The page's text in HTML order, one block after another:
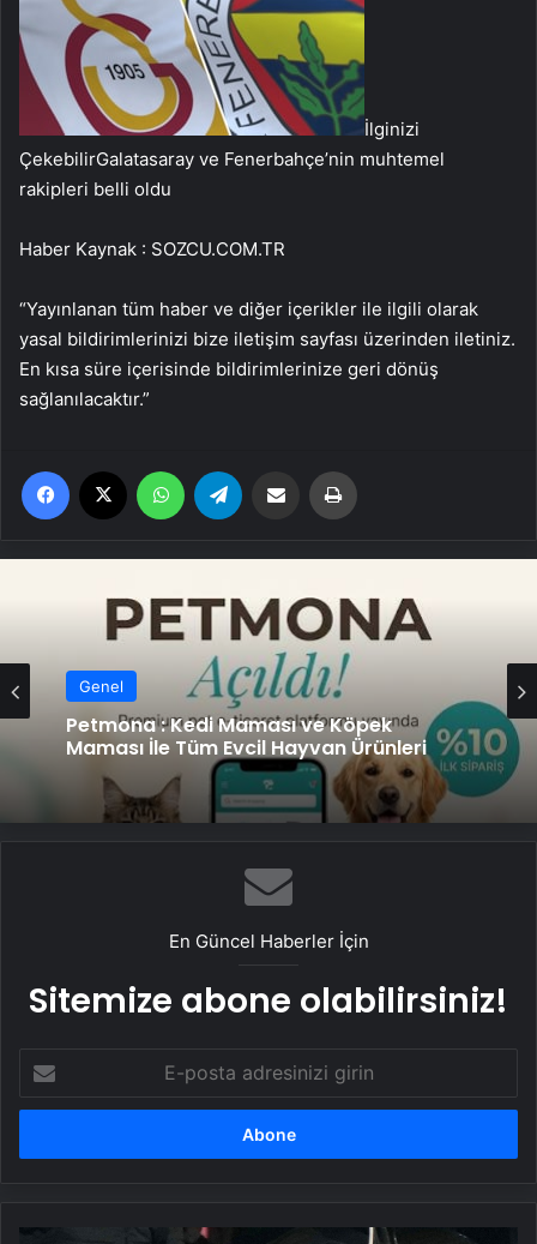
İlginizi
ÇekebilirGalatasaray ve Fenerbahçe’nin muhtemel
rakipleri belli oldu
Haber Kaynak : SOZCU.COM.TR
“Yayınlanan tüm haber ve diğer içerikler ile ilgili olarak
yasal bildirimlerinizi bize iletişim sayfası üzerinden iletiniz.
En kısa süre içerisinde bildirimlerinize geri dönüş
sağlanılacaktır.”
Facebook WhatsApp Email'den paylaş
Genel
Petmona : Kedi Maması ve Köpek
Maması İle Tüm Evcil Hayvan Ürünleri
En Güncel Haberler İçin
Sitemize abone olabilirsiniz!
posta
adresinizi